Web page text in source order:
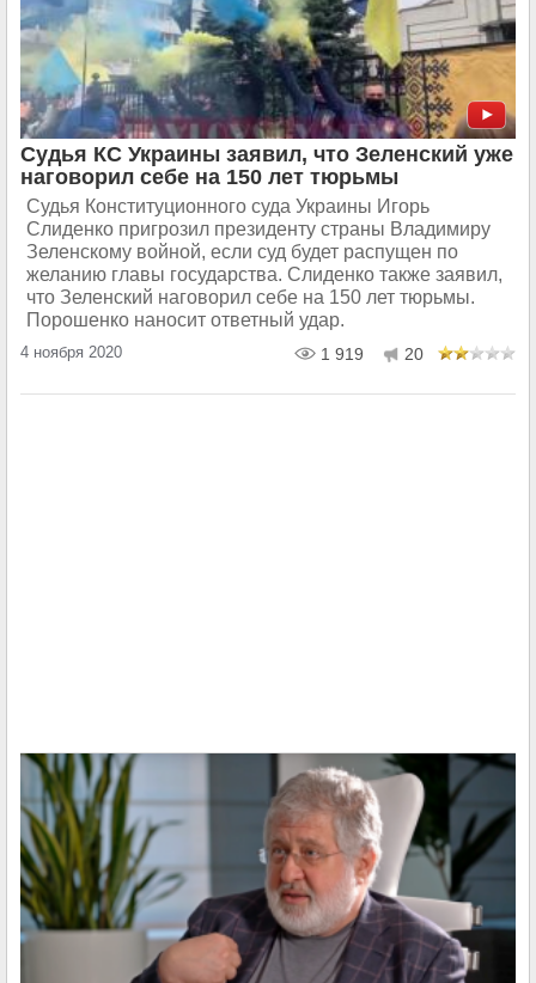
Судья КС Украины заявил, что Зеленский уже
наговорил себе на 150 лет тюрьмы
Судья Конституционного суда Украины Игорь
Слиденко пригрозил президенту страны Владимиру
Зеленскому войной, если суд будет распущен по
желанию главы государства. Слиденко также заявил,
что Зеленский наговорил себе на 150 лет тюрьмы.
Порошенко наносит ответный удар.
4 ноября 2020 1 919 20